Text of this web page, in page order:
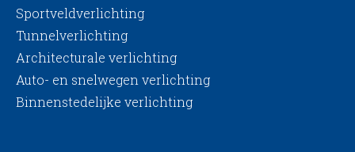
Sportveldverlichting
Tunnelverlichting
Architecturale verlichting
Auto- en snelwegen verlichting
Binnenstedelijke verlichting